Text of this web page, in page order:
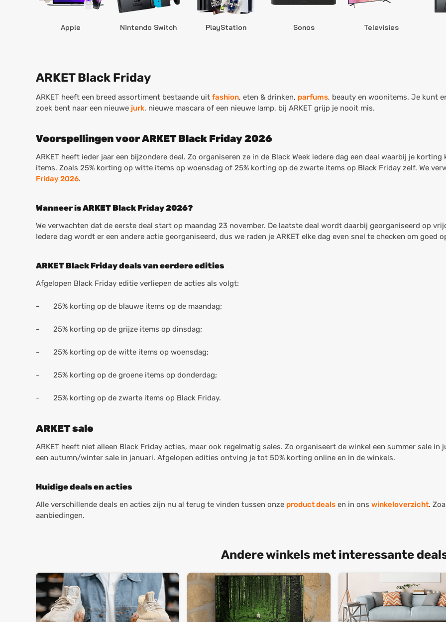
Apple Nintendo Switch PlayStation Sonos Televisies
ARKET Black Friday
ARKET heeft een breed assortiment bestaande uit fashion, eten & drinken, parfums, beauty en woonitems. Je kunt
zoek bent naar een nieuwe jurk, nieuwe mascara of een nieuwe lamp, bij ARKET grijp je nooit mis.
Voorspellingen voor ARKET Black Friday 2026
ARKET heeft ieder jaar een bijzondere deal. Zo organiseren ze in de Black Week iedere dag een deal waarbij je
items. Zoals 25% korting op witte items op woensdag of 25% korting op de zwarte items op Black Friday zelf. We
Friday 2026.
Wanneer is ARKET Black Friday 2026?
We verwachten dat de eerste deal start op maandag 23 november. De laatste deal wordt daarbij georganiseerd op
Iedere dag wordt er een andere actie georganiseerd, dus we raden je ARKET elke dag even snel te checken om goed
ARKET Black Friday deals van eerdere edities
Afgelopen Black Friday editie verliepen de acties als volgt:
- 25% korting op de blauwe items op de maandag;
- 25% korting op de grijze items op dinsdag;
- 25% korting op de witte items op woensdag;
- 25% korting op de groene items op donderdag;
- 25% korting op de zwarte items op Black Friday.
ARKET sale
ARKET heeft niet alleen Black Friday acties, maar ook regelmatig sales. Zo organiseert de winkel een summer sale in
een autumn/winter sale in januari. Afgelopen edities ontving je tot 50% korting online en in de winkels.
Huidige deals en acties
Alle verschillende deals en acties zijn nu al terug te vinden tussen onze product deals en in ons winkeloverzicht.
aanbiedingen.
Andere winkels met interessante